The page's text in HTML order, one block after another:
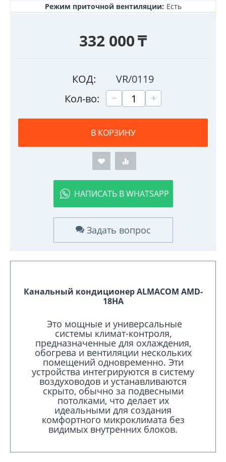
Режим приточной вентиляции: Есть
332 000₸
КОД:
VR/0119
Кол-во:
+
−
В КОРЗИНУ
НАПИСАТЬ В WHATSAPP
Задать вопрос
Канальный кондиционер ALMACOM AMD-
18HA
Это мощные и универсальные
системы климат-контроля,
предназначенные для охлаждения,
обогрева и вентиляции нескольких
помещений одновременно. Эти
устройства интегрируются в систему
воздуховодов и устанавливаются
скрыто, обычно за подвесными
потолками, что делает их
идеальными для создания
комфортного микроклимата без
видимых внутренних блоков.